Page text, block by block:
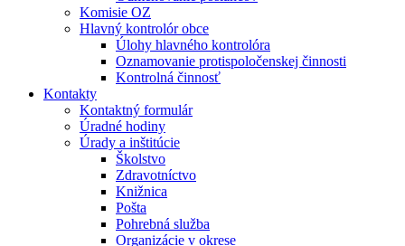
Komisie OZ
Hlavný kontrolór obce
Úlohy hlavného kontrolóra
Oznamovanie protispoločenskej činnosti
Kontrolná činnosť
Kontakty
Kontaktný formulár
Úradné hodiny
Úrady a inštitúcie
Školstvo
Zdravotníctvo
Knižnica
Pošta
Pohrebná služba
Organizácie v okrese